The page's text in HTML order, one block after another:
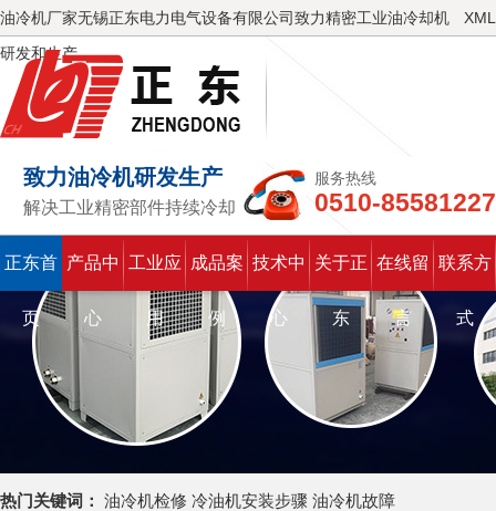
XML
油冷机厂家无锡正东电力电气设备有限公司致力精密工业油冷却机
研发和生产
致力油冷机研发生产
解决工业精密部件持续冷却
服务热线
0510-85581227
正东首
页
产品中
心
工业应
用
成品案
例
技术中
心
关于正
东
在线留
言
联系方
式
热门关键词： 油冷机检修 冷油机安装步骤 油冷机故障